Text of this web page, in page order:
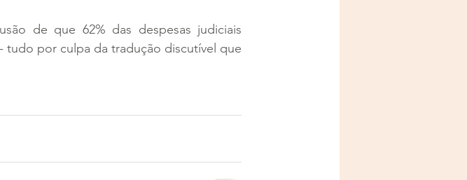
de que 62% das despesas judiciais
por culpa da tradução discutível que